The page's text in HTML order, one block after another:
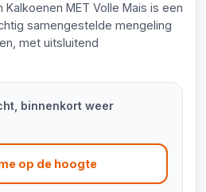
Kalkoenen MET Volle Mais is een
samengestelde mengeling
met uitsluitend
binnenkort weer
op de hoogte